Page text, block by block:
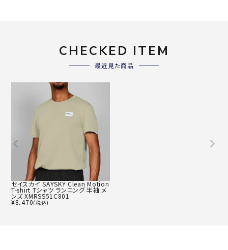
CHECKED ITEM
最近見た商品
セイスカイ SAYSKY Clean Motion
T-shirt Tシャツ ランニング 半袖 メ
ンズ XMRSS51C801
¥8,470(税込)